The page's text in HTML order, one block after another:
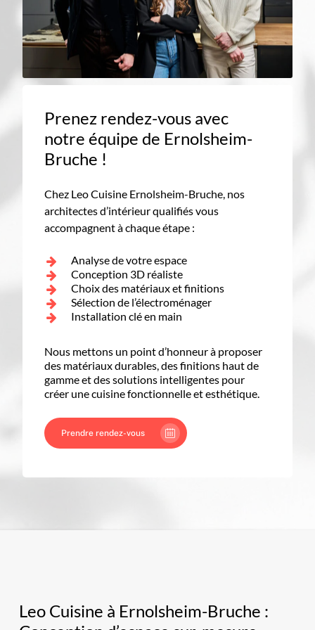
Prenez rendez-vous avec
notre équipe de Ernolsheim-
Bruche !
Chez Leo Cuisine Ernolsheim-Bruche, nos
architectes d’intérieur qualifiés vous
accompagnent à chaque étape :
Analyse de votre espace
Conception 3D réaliste
Choix des matériaux et finitions
Sélection de l’électroménager
Installation clé en main
Nous mettons un point d’honneur à proposer
des matériaux durables, des finitions haut de
gamme et des solutions intelligentes pour
créer une cuisine fonctionnelle et esthétique.
Prendre rendez-vous
Leo Cuisine à Ernolsheim-Bruche :